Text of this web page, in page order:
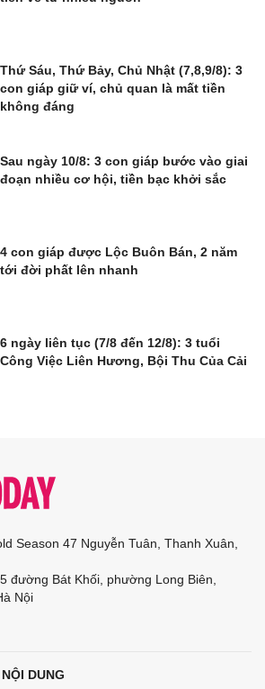
Thứ Sáu, Thứ Bảy, Chủ Nhật (7,8,9/8): 3
con giáp giữ ví, chủ quan là mất tiền
không đáng
Sau ngày 10/8: 3 con giáp bước vào giai
đoạn nhiều cơ hội, tiền bạc khởi sắc
4 con giáp được Lộc Buôn Bán, 2 năm
tới đời phất lên nhanh
6 ngày liên tục (7/8 đến 12/8): 3 tuổi
Công Việc Liên Hương, Bội Thu Của Cải
Season 47 Nguyễn Tuân, Thanh Xuân,
đường Bát Khối, phường Long Biên,
Nội
DUNG